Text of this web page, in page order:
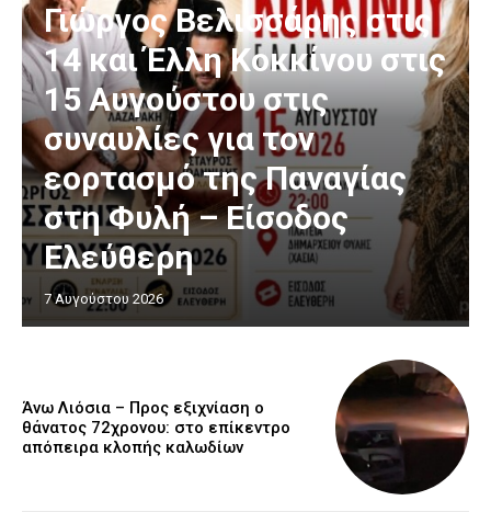
Γιώργος Βελισσάρης στις
14 και Έλλη Κοκκίνου στις
15 Αυγούστου στις
συναυλίες για τον
εορτασμό της Παναγίας
στη Φυλή – Είσοδος
Ελεύθερη
7 Αυγούστου 2026
Άνω Λιόσια – Προς εξιχνίαση ο
θάνατος 72χρονου: στο επίκεντρο
απόπειρα κλοπής καλωδίων